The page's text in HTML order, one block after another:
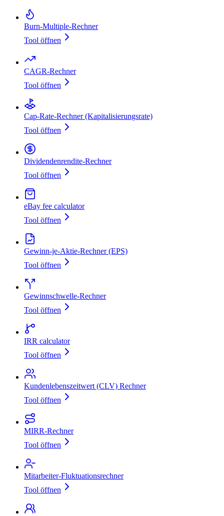
Burn‑Multiple‑Rechner
Tool öffnen
CAGR-Rechner
Tool öffnen
Cap‑Rate‑Rechner (Kapitalisierungsrate)
Tool öffnen
Dividendenrendite‑Rechner
Tool öffnen
eBay fee calculator
Tool öffnen
Gewinn-je-Aktie-Rechner (EPS)
Tool öffnen
Gewinnschwelle‑Rechner
Tool öffnen
IRR calculator
Tool öffnen
Kundenlebenszeitwert (CLV) Rechner
Tool öffnen
MIRR‑Rechner
Tool öffnen
Mitarbeiter‑Fluktuationsrechner
Tool öffnen